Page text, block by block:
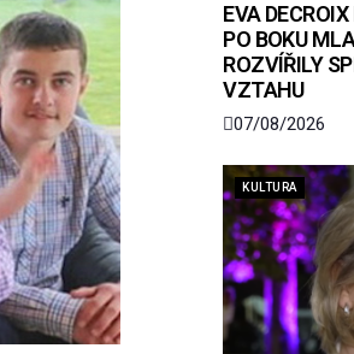
EVA
PO BOKU
ROZVÍŘILY
VZTAHU
07/08/2026
KULTURA